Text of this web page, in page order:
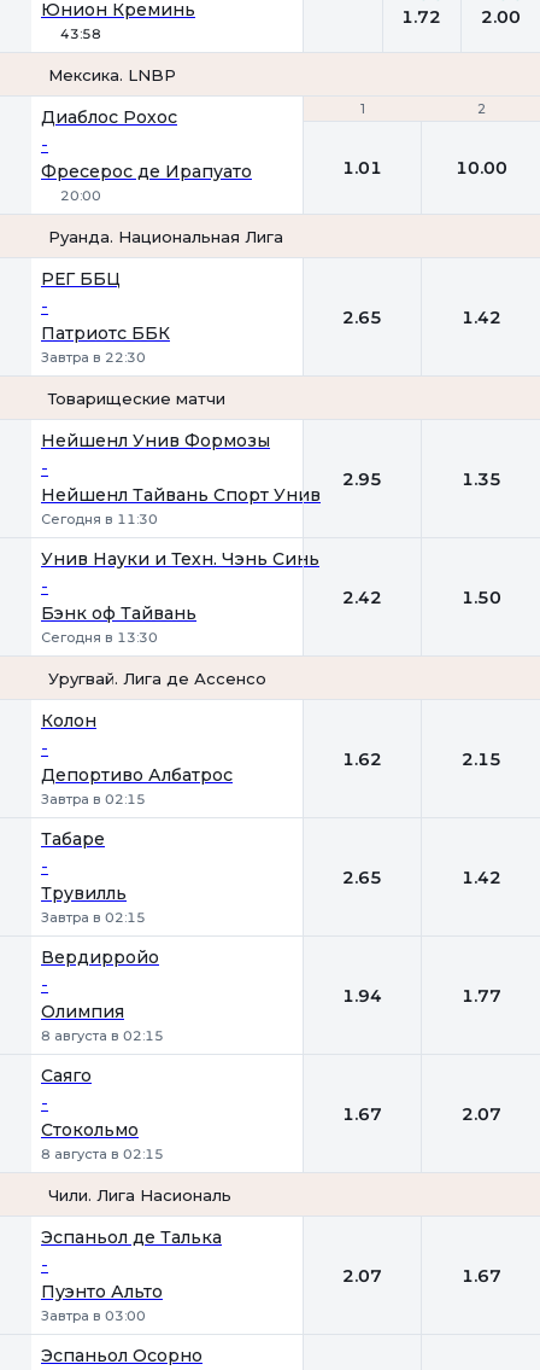
Юнион Креминь
43:58
1.72 2.00
Мексика. LNBP
1 2
Диаблос Рохос
-
Фресерос де Ирапуато
20:00
1 2
1.01 10.00
Руанда. Национальная Лига
РЕГ ББЦ
-
Патриотс ББК
Завтра в 22:30
2.65 1.42
Товарищеские матчи
Нейшенл Унив Формозы
-
Нейшенл Тайвань Спорт Унив
Сегодня в 11:30
2.95 1.35
Унив Науки и Техн. Чэнь Синь
-
Бэнк оф Тайвань
Сегодня в 13:30
2.42 1.50
Уругвай. Лига де Ассенсо
Колон
-
Депортиво Албатрос
Завтра в 02:15
1.62 2.15
Табаре
-
Трувилль
Завтра в 02:15
2.65 1.42
Вердирройо
-
Олимпия
8 августа в 02:15
1.94 1.77
Саяго
-
Стокольмо
8 августа в 02:15
1.67 2.07
Чили. Лига Насиональ
Эспаньол де Талька
-
Пуэнто Альто
Завтра в 03:00
2.07 1.67
Эспаньол Осорно